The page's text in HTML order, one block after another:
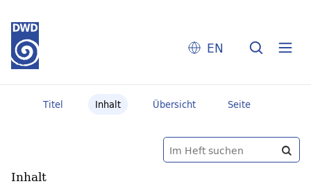
EN
Titel Inhalt Übersicht Seite
Inhalt